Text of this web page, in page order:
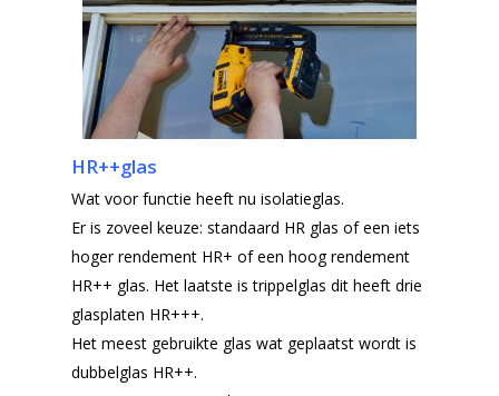
HR++glas
Wat voor functie heeft nu isolatieglas.
Er is zoveel keuze: standaard HR glas of een iets
hoger rendement HR+ of een hoog rendement
HR++ glas. Het laatste is trippelglas dit heeft drie
glasplaten HR+++.
Het meest gebruikte glas wat geplaatst wordt is
dubbelglas HR++.